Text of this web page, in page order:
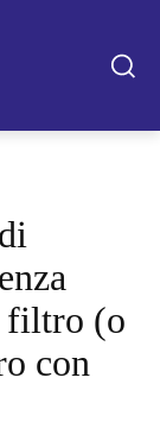
filtro (o
con